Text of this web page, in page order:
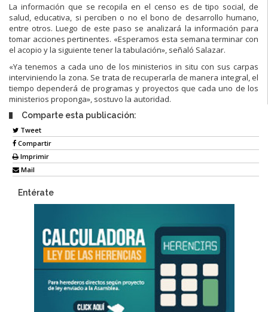
La información que se recopila en el censo es de tipo social, de
salud, educativa, si perciben o no el bono de desarrollo humano,
entre otros. Luego de este paso se analizará la información para
tomar acciones pertinentes. «Esperamos esta semana terminar con
el acopio y la siguiente tener la tabulación», señaló Salazar.
«Ya tenemos a cada uno de los ministerios in situ con sus carpas
interviniendo la zona. Se trata de recuperarla de manera integral, el
tiempo dependerá de programas y proyectos que cada uno de los
ministerios proponga», sostuvo la autoridad.
Comparte esta publicación:
Tweet
Compartir
Imprimir
Mail
Entérate